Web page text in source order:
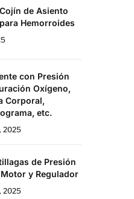
de Asiento
Hemorroides
con Presión
Oxígeno,
Corporal,
etc.
2025
de Presión
y Regulador
2025